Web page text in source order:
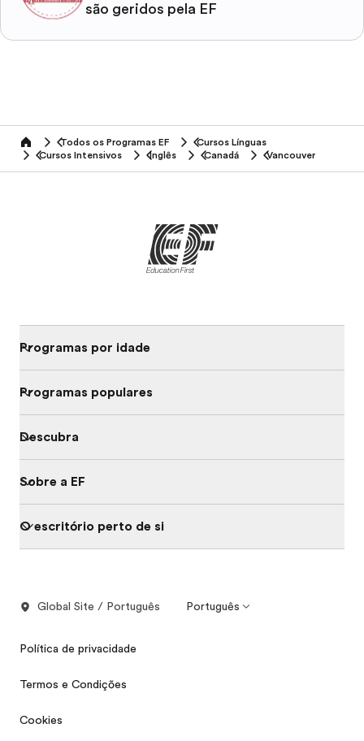
são geridos pela EF
home Todos os Programas EF
Cursos Línguas
Cursos Intensivos
Inglês Canadá Vancouver
Programas por idade
Programas populares
Descubra
Sobre a EF
O escritório perto de si
Global Site / Português Português
Política de privacidade
Termos e Condições
Cookies